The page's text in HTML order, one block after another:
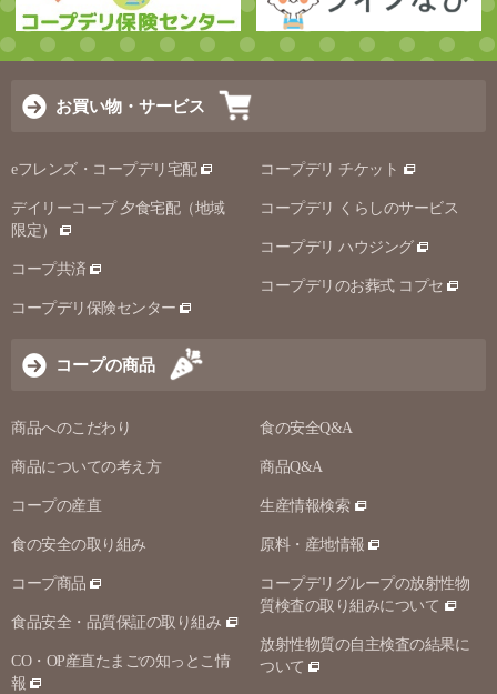
お買い物・サービス
eフレンズ・コープデリ宅配
デイリーコープ 夕食宅配（地域
限定）
コープ共済
コープデリ保険センター
コープデリ チケット
コープデリ くらしのサービス
コープデリ ハウジング
コープデリのお葬式 コプセ
コープの商品
商品へのこだわり
商品についての考え方
コープの産直
食の安全の取り組み
コープ商品
食品安全・品質保証の取り組み
CO・OP産直たまごの知っとこ情
報
食の安全Q&A
商品Q&A
生産情報検索
原料・産地情報
コープデリグループの放射性物
質検査の取り組みについて
放射性物質の自主検査の結果に
ついて